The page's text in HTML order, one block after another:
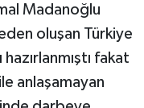
Madanoğlu
oluşan Türkiye
fakat
anlaşamayan